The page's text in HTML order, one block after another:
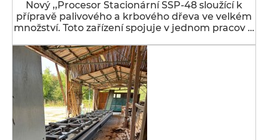
Nový ,,Procesor Stacionární SSP-48 sloužící k
přípravě palivového a krbového dřeva ve velkém
množství. Toto zařízení spojuje v jednom pracov …